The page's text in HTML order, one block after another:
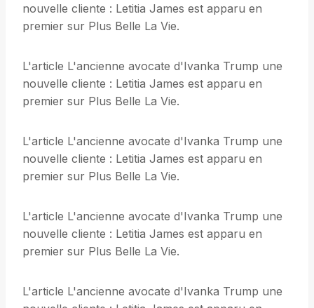
nouvelle cliente : Letitia James est apparu en
premier sur Plus Belle La Vie.
L'article L'ancienne avocate d'Ivanka Trump une
nouvelle cliente : Letitia James est apparu en
premier sur Plus Belle La Vie.
L'article L'ancienne avocate d'Ivanka Trump une
nouvelle cliente : Letitia James est apparu en
premier sur Plus Belle La Vie.
L'article L'ancienne avocate d'Ivanka Trump une
nouvelle cliente : Letitia James est apparu en
premier sur Plus Belle La Vie.
L'article L'ancienne avocate d'Ivanka Trump une